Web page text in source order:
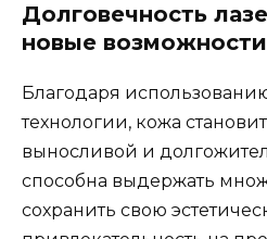
Долговечность
новые
Благодаря
технологии, кожа
выносливой и
способна выдержать
сохранить свою